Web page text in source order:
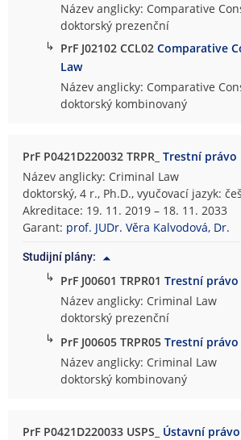
Název anglicky: Comparative
doktorský prezenční
↳ PrF J02102 CCL02Comparative
Law
Název anglicky: Comparative
doktorský kombinovaný
PrF P0421D220032 TRPR_Trestní právo
Název anglicky: Criminal Law
doktorský, 4 r., Ph.D., vyučovací jazyk:
Akreditace: 19. 11. 2019 – 18. 11. 2033
Garant: prof. JUDr. Věra Kalvodová, Dr.
Studijní plány:
↳ PrF J00601 TRPR01Trestní právo
Název anglicky: Criminal Law
doktorský prezenční
↳ PrF J00605 TRPR05Trestní právo
Název anglicky: Criminal Law
doktorský kombinovaný
PrF P0421D220033 USPS_ Ústavní